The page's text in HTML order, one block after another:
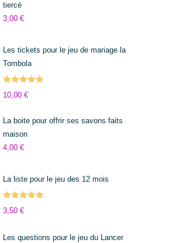
tiercé
3,00 €
Les tickets pour le jeu de mariage la
Tombola
Note5.00
10,00 €
La boite pour offrir ses savons faits
maison
4,00 €
La liste pour le jeu des 12 mois
Note 5.00
3,50 €
Les questions pour le jeu du Lancer